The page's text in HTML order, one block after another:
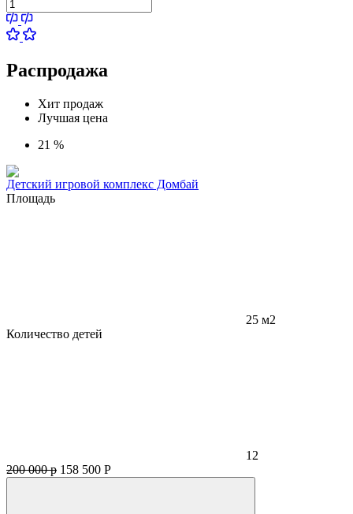
Распродажа
Хит продаж
Лучшая цена
21 %
Детский игровой комплекс Домбай
Площадь
25 м2
Количество детей
12
200 000 р 158 500 Р